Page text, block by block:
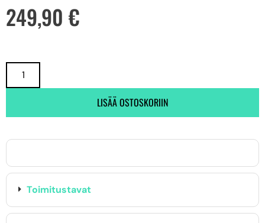
249,90 €
LISÄÄ OSTOSKORIIN
Toimitustavat